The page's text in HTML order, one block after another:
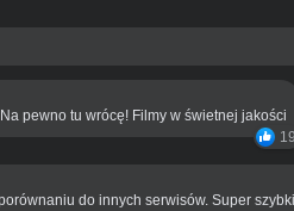
pewno tu wrócę! Filmy w świetnej jakości
19
do innych serwisów. Super